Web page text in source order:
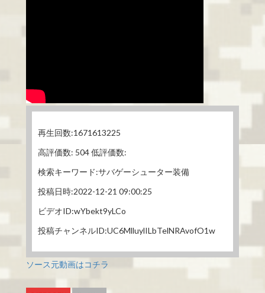
再生回数:1671613225
高評価数: 504 低評価数:
検索キーワード:サバゲーシューター装備
投稿日時:2022-12-21 09:00:25
ビデオID:wYbekt9yLCo
投稿チャンネルID:UC6MlluylILbTelNRAvofO1w
ソース元動画はコチラ